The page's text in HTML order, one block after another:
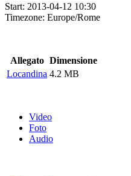
Start: 2013-04-12 10:30
Timezone: Europe/Rome
Allegato Dimensione
Locandina 4.2 MB
Video
Foto
Audio